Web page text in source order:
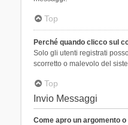
Top
Perché quando clicco sul
Solo gli utenti registrati
scorretto o malevolo del
Top
Invio Messaggi
Come apro un argomento